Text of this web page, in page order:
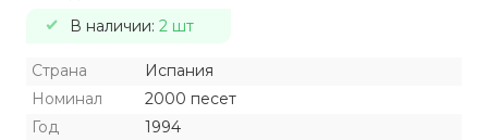
В наличии: 2 шт
Страна
Испания
Номинал
2000 песет
Год
1994